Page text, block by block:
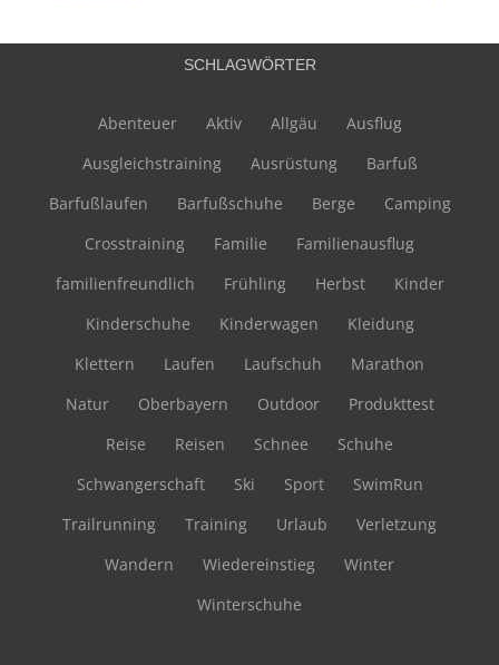
SCHLAGWÖRTER
Abenteuer Aktiv Allgäu
Ausflug
Ausgleichstraining
Ausrüstung
Barfuß
Barfußlaufen
Barfußschuhe Berge
Camping
Crosstraining
Familie
Familienausflug
familienfreundlich
Frühling Herbst
Kinder
Kinderschuhe
Kinderwagen
Kleidung
Klettern
Laufen Laufschuh
Marathon
Natur
Oberbayern Outdoor
Produkttest
Reise
Reisen Schnee
Schuhe
Schwangerschaft
Ski Sport
SwimRun
Trailrunning
Training Urlaub
Verletzung
Wandern
Wiedereinstieg
Winter
Winterschuhe